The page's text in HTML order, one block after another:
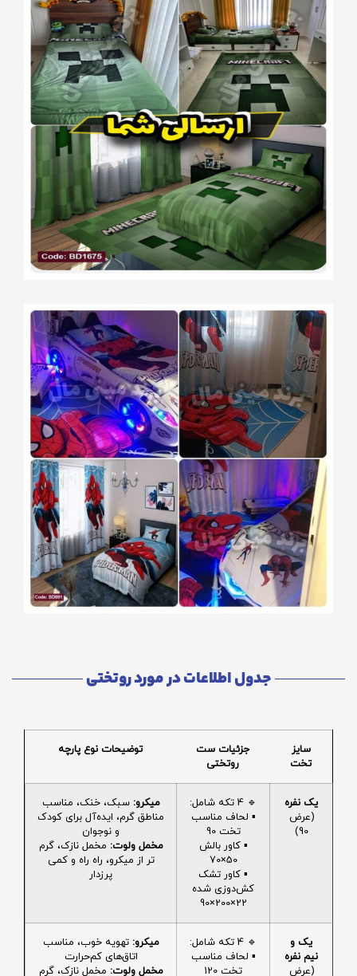
جدول اطلاعات در مورد روتختی
سایز
تخت
جزئیات ست
روتختی
توضیحات نوع پارچه
یک نفره
(عرض
90)
🔹 4 تکه شامل:
▪️ لحاف مناسب
تخت 90
▪️ کاور بالش
50×70
▪️ کاور تشک
کش‌دوزی شده
22×200×90
میکرو: سبک، خنک، مناسب
مناطق گرم، ایده‌آل برای کودک
و نوجوان
مخمل ولوت: مخمل نازک، گرم
تر از میکرو، راه راه و کمی
پرزدار
یک و
نیم نفره
(عرض
🔹 4 تکه شامل:
▪️ لحاف مناسب
تخت 120
میکرو: تهویه خوب، مناسب
اتاق‌های کم‌حرارت
مخمل ولوت: مخمل نازک، گرم